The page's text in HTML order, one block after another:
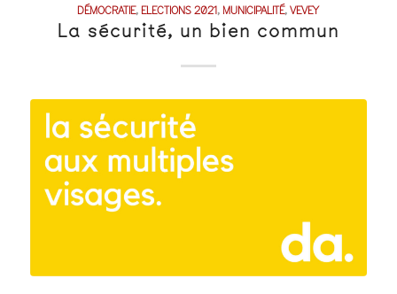
DÉMOCRATIE,ELECTIONS 2021, MUNICIPALITÉ,VEVEY
La sécurité, un bien commun